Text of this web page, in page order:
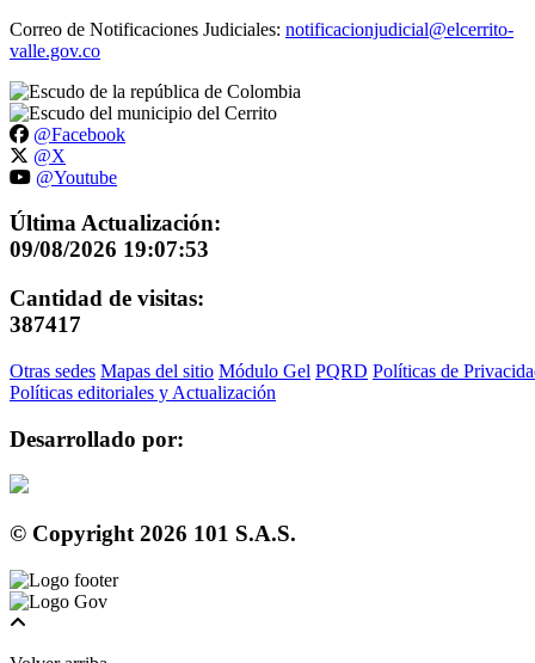
Correo de Notificaciones Judiciales: notificacionjudicial@elcerrito-
valle.gov.co
@Facebook
@X
@Youtube
Última Actualización:
09/08/2026 19:07:53
Cantidad de visitas:
387417
Otras sedes Mapas del sitio Módulo Gel PQRD Políticas de
Políticas editoriales y Actualización
Desarrollado por:
© Copyright 2026 101 S.A.S.